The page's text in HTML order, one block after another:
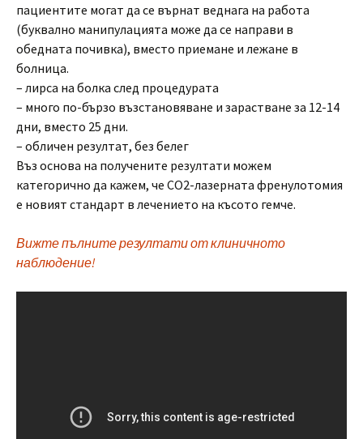
пациентите могат да се върнат веднага на работа
(буквално манипулацията може да се направи в
обедната почивка), вместо приемане и лежане в
болница.
– лирса на болка след процедурата
– много по-бързо възстановяване и зарастване за 12-14
дни, вместо 25 дни.
– обличен резултат, без белег
Въз основа на получените резултати можем
категорично да кажем, че CO2-лазерната френулотомия
е новият стандарт в лечението на късото гемче.
Вижте пълните резултати от клиничното
наблюдение!